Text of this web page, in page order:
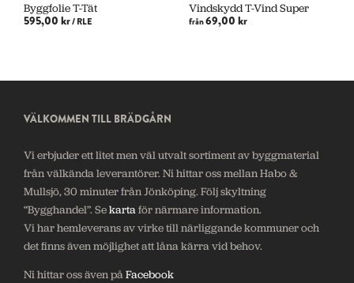
Byggfolie T-Tät
595,00 kr/ RLE
Vindskydd T-Vind Super
från69,00 kr
VÄLKOMMEN TILL BRÄDGÅRN
Vi erbjuder ett litet men väl utvalt sortiment av byggmaterial
från välkända leverantörer. Ni hittar oss mellan Habo &
Mullsjö, 30 minuter från Jönköping. Följ skyltning
“Bygghandel”. Sekartaför närmare information.
Vi har hemleverans av virke till närliggande kommuner och
det finns även möjlighet att låna kärra vid behov.
Ni hittar oss även påFacebook